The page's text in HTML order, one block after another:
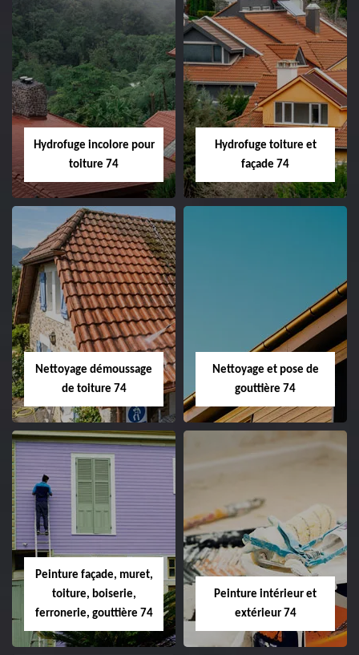
Hydrofuge incolore pour
toiture 74
Hydrofuge toiture et
façade 74
Nettoyage démoussage
de toiture 74
Nettoyage et pose de
gouttière 74
Peinture façade, muret,
toiture, boiserie,
ferronerie, gouttière 74
Peinture intérieur et
extérieur 74